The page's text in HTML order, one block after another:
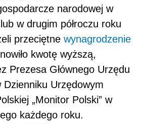
narodowej w
w drugim półroczu roku
przeciętne wynagrodzenie
kwotę wyższą,
Prezesa Głównego Urzędu
Urzędowym
„Monitor Polski” w
każdego roku.